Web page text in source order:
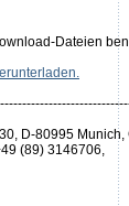
Dateien
D-80995 Munich,
(89) 3146706,